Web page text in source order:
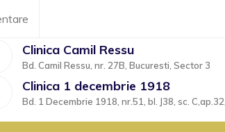
Clinica Camil Ressu
Bd. Camil Ressu, nr. 27B, Bucuresti, Sector 3
Clinica 1 decembrie 1918
Bd. 1 Decembrie 1918, nr.51, bl. J38, sc.